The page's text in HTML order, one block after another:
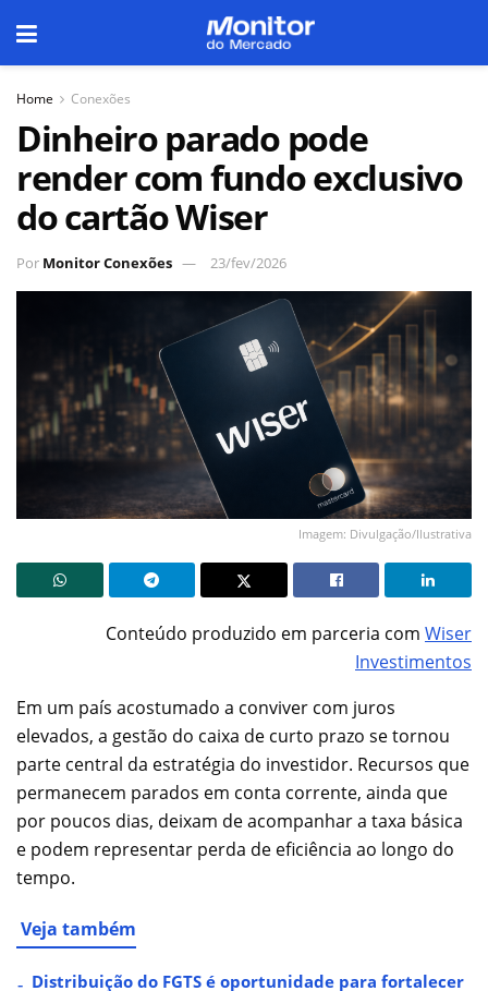
Home Conexões
Dinheiro parado pode
render com fundo exclusivo
do cartão Wiser
Por Monitor Conexões 23/fev/2026
Imagem: Divulgação/Ilustrativa
Conteúdo produzido em parceria com Wiser
Investimentos
Em um país acostumado a conviver com juros
elevados, a gestão do caixa de curto prazo se tornou
parte central da estratégia do investidor. Recursos que
permanecem parados em conta corrente, ainda que
por poucos dias, deixam de acompanhar a taxa básica
e podem representar perda de eficiência ao longo do
tempo.
Veja também
Distribuição do FGTS é oportunidade para fortalecer